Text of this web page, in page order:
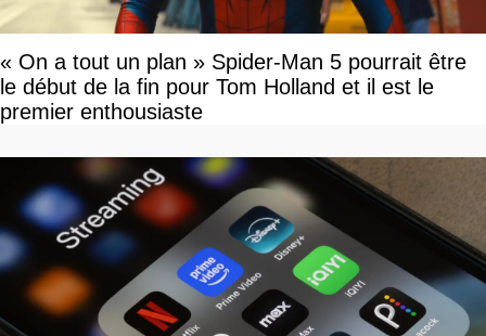
« On a tout un plan » Spider-Man 5 pourrait être
le début de la fin pour Tom Holland et il est le
premier enthousiaste